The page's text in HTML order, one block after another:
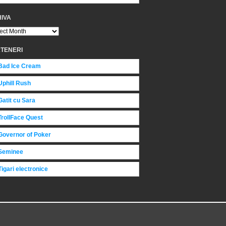
Ice Cream
Rush
cu Sara
Quest
of Poker
electronice